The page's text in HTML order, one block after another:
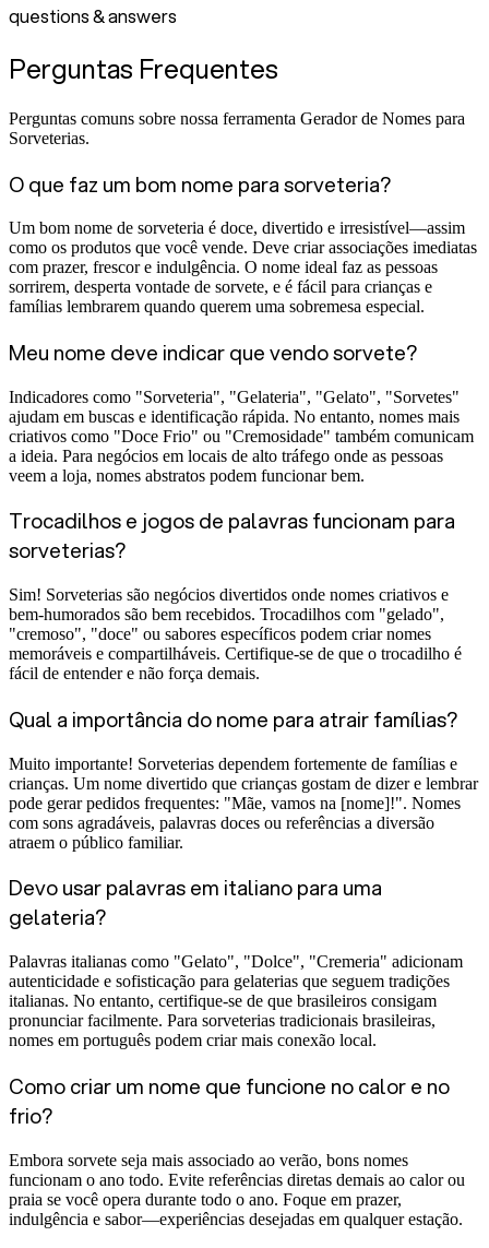
questions & answers
Perguntas Frequentes
Perguntas comuns sobre nossa ferramenta Gerador de Nomes para
Sorveterias.
O que faz um bom nome para sorveteria?
Um bom nome de sorveteria é doce, divertido e irresistível—assim
como os produtos que você vende. Deve criar associações imediatas
com prazer, frescor e indulgência. O nome ideal faz as pessoas
sorrirem, desperta vontade de sorvete, e é fácil para crianças e
famílias lembrarem quando querem uma sobremesa especial.
Meu nome deve indicar que vendo sorvete?
Indicadores como "Sorveteria", "Gelateria", "Gelato", "Sorvetes"
ajudam em buscas e identificação rápida. No entanto, nomes mais
criativos como "Doce Frio" ou "Cremosidade" também comunicam
a ideia. Para negócios em locais de alto tráfego onde as pessoas
veem a loja, nomes abstratos podem funcionar bem.
Trocadilhos e jogos de palavras funcionam para
sorveterias?
Sim! Sorveterias são negócios divertidos onde nomes criativos e
bem-humorados são bem recebidos. Trocadilhos com "gelado",
"cremoso", "doce" ou sabores específicos podem criar nomes
memoráveis e compartilháveis. Certifique-se de que o trocadilho é
fácil de entender e não força demais.
Qual a importância do nome para atrair famílias?
Muito importante! Sorveterias dependem fortemente de famílias e
crianças. Um nome divertido que crianças gostam de dizer e lembrar
pode gerar pedidos frequentes: "Mãe, vamos na [nome]!". Nomes
com sons agradáveis, palavras doces ou referências a diversão
atraem o público familiar.
Devo usar palavras em italiano para uma
gelateria?
Palavras italianas como "Gelato", "Dolce", "Cremeria" adicionam
autenticidade e sofisticação para gelaterias que seguem tradições
italianas. No entanto, certifique-se de que brasileiros consigam
pronunciar facilmente. Para sorveterias tradicionais brasileiras,
nomes em português podem criar mais conexão local.
Como criar um nome que funcione no calor e no
frio?
Embora sorvete seja mais associado ao verão, bons nomes
funcionam o ano todo. Evite referências diretas demais ao calor ou
praia se você opera durante todo o ano. Foque em prazer,
indulgência e sabor—experiências desejadas em qualquer estação.